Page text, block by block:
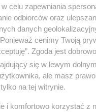
celu zapewniania
odbiorców oraz
danych
cenimy Twoją
Zgoda jest
się w lewym
ale masz
na tej witrynie.
i komfortowo korzystać z